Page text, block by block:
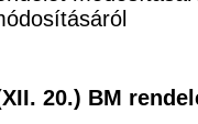
20.) BM